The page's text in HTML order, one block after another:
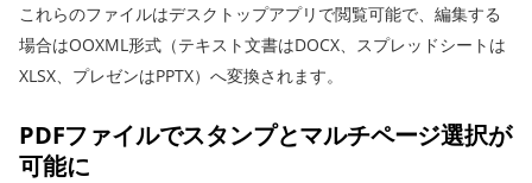
これらのファイルはデスクトップアプリで閲覧可能で、編集する
場合はOOXML形式（テキスト文書はDOCX、スプレッドシートは
XLSX、プレゼンはPPTX）へ変換されます。
PDFファイルでスタンプとマルチページ選択が
可能に